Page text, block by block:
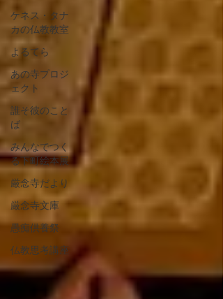
ケネス・タナ
カの仏教教室
よるてら
あの寺プロジ
ェクト
誰そ彼のこと
ば
みんなでつく
る下町絵本展
厳念寺だより
厳念寺文庫
愚痴供養祭
仏教思考講座